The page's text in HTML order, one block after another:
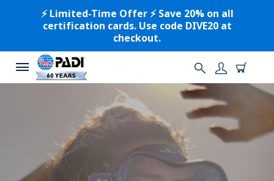
⚡️ Limited-Time Offer ⚡️ Save 20% on all
certification cards. Use code DIVE20 at
checkout.